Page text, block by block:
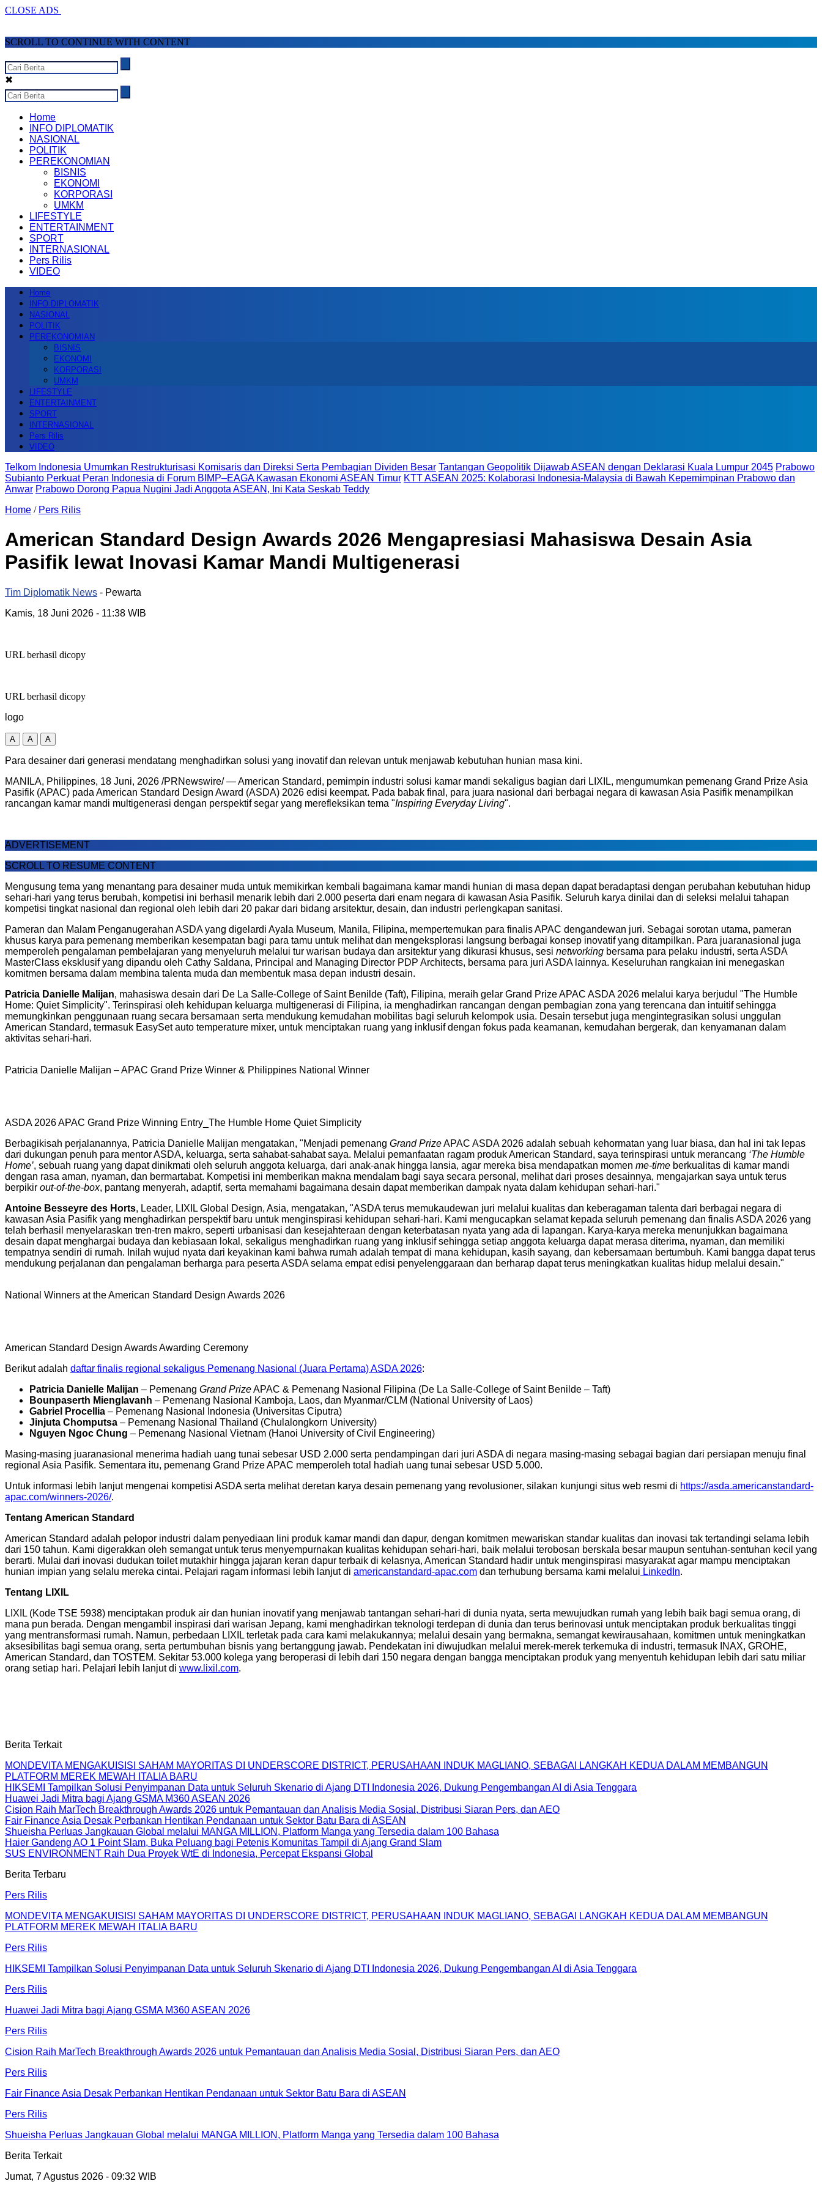
CLOSE ADS
SCROLL TO CONTINUE WITH CONTENT
✖
Home
INFO DIPLOMATIK
NASIONAL
POLITIK
PEREKONOMIAN
BISNIS
EKONOMI
KORPORASI
UMKM
LIFESTYLE
ENTERTAINMENT
SPORT
INTERNASIONAL
Pers Rilis
VIDEO
Home
INFO DIPLOMATIK
NASIONAL
POLITIK
PEREKONOMIAN
BISNIS
EKONOMI
KORPORASI
UMKM
LIFESTYLE
ENTERTAINMENT
SPORT
INTERNASIONAL
Pers Rilis
VIDEO
Telkom Indonesia Umumkan Restrukturisasi Komisaris dan Direksi Serta Pembagian Dividen Besar Tantangan Geopolitik Dijawab ASEAN dengan Deklarasi Kuala Lumpur 2045 Prabowo
Subianto Perkuat Peran Indonesia di Forum BIMP–EAGA Kawasan Ekonomi ASEAN Timur KTT ASEAN 2025: Kolaborasi Indonesia-Malaysia di Bawah Kepemimpinan Prabowo dan
Anwar Prabowo Dorong Papua Nugini Jadi Anggota ASEAN, Ini Kata Seskab Teddy
Home / Pers Rilis
American Standard Design Awards 2026 Mengapresiasi Mahasiswa Desain Asia
Pasifik lewat Inovasi Kamar Mandi Multigenerasi
Tim Diplomatik News - Pewarta
Kamis, 18 Juni 2026 - 11:38 WIB
URL berhasil dicopy
URL berhasil dicopy
logo
A A A
Para desainer dari generasi mendatang menghadirkan solusi yang inovatif dan relevan untuk menjawab kebutuhan hunian masa kini.
MANILA, Philippines, 18 Juni, 2026 /PRNewswire/ — American Standard, pemimpin industri solusi kamar mandi sekaligus bagian dari LIXIL, mengumumkan pemenang Grand Prize Asia
Pasifik (APAC) pada American Standard Design Award (ASDA) 2026 edisi keempat. Pada babak final, para juara nasional dari berbagai negara di kawasan Asia Pasifik menampilkan
rancangan kamar mandi multigenerasi dengan perspektif segar yang merefleksikan tema "Inspiring Everyday Living".
ADVERTISEMENT
SCROLL TO RESUME CONTENT
Mengusung tema yang menantang para desainer muda untuk memikirkan kembali bagaimana kamar mandi hunian di masa depan dapat beradaptasi dengan perubahan kebutuhan hidup
sehari-hari yang terus berubah, kompetisi ini berhasil menarik lebih dari 2.000 peserta dari enam negara di kawasan Asia Pasifik. Seluruh karya dinilai dan di seleksi melalui tahapan
kompetisi tingkat nasional dan regional oleh lebih dari 20 pakar dari bidang arsitektur, desain, dan industri perlengkapan sanitasi.
Pameran dan Malam Penganugerahan ASDA yang digelardi Ayala Museum, Manila, Filipina, mempertemukan para finalis APAC dengandewan juri. Sebagai sorotan utama, pameran
khusus karya para pemenang memberikan kesempatan bagi para tamu untuk melihat dan mengeksplorasi langsung berbagai konsep inovatif yang ditampilkan. Para juaranasional juga
memperoleh pengalaman pembelajaran yang menyeluruh melalui tur warisan budaya dan arsitektur yang dikurasi khusus, sesi networking bersama para pelaku industri, serta ASDA
MasterClass eksklusif yang dipandu oleh Cathy Saldana, Principal and Managing Director PDP Architects, bersama para juri ASDA lainnya. Keseluruhan rangkaian ini menegaskan
komitmen bersama dalam membina talenta muda dan membentuk masa depan industri desain.
Patricia Danielle Malijan, mahasiswa desain dari De La Salle-College of Saint Benilde (Taft), Filipina, meraih gelar Grand Prize APAC ASDA 2026 melalui karya berjudul "The Humble
Home: Quiet Simplicity". Terinspirasi oleh kehidupan keluarga multigenerasi di Filipina, ia menghadirkan rancangan dengan pembagian zona yang terencana dan intuitif sehingga
memungkinkan penggunaan ruang secara bersamaan serta mendukung kemudahan mobilitas bagi seluruh kelompok usia. Desain tersebut juga mengintegrasikan solusi unggulan
American Standard, termasuk EasySet auto temperature mixer, untuk menciptakan ruang yang inklusif dengan fokus pada keamanan, kemudahan bergerak, dan kenyamanan dalam
aktivitas sehari-hari.
Patricia Danielle Malijan – APAC Grand Prize Winner & Philippines National Winner
ASDA 2026 APAC Grand Prize Winning Entry_The Humble Home Quiet Simplicity
Berbagikisah perjalanannya, Patricia Danielle Malijan mengatakan, "Menjadi pemenang Grand PrizeAPAC ASDA 2026 adalah sebuah kehormatan yang luar biasa, dan hal ini tak lepas
dari dukungan penuh para mentor ASDA, keluarga, serta sahabat-sahabat saya. Melalui pemanfaatan ragam produk American Standard, saya terinspirasi untuk merancang ‘The Humble
Home’, sebuah ruang yang dapat dinikmati oleh seluruh anggota keluarga, dari anak-anak hingga lansia, agar mereka bisa mendapatkan momen me-time berkualitas di kamar mandi
dengan rasa aman, nyaman, dan bermartabat. Kompetisi ini memberikan makna mendalam bagi saya secara personal, melihat dari proses desainnya, mengajarkan saya untuk terus
berpikir out-of-the-box, pantang menyerah, adaptif, serta memahami bagaimana desain dapat memberikan dampak nyata dalam kehidupan sehari-hari."
Antoine Besseyre des Horts, Leader, LIXIL Global Design, Asia, mengatakan, "ASDA terus memukaudewan juri melalui kualitas dan keberagaman talenta dari berbagai negara di
kawasan Asia Pasifik yang menghadirkan perspektif baru untuk menginspirasi kehidupan sehari-hari. Kami mengucapkan selamat kepada seluruh pemenang dan finalis ASDA 2026 yang
telah berhasil menyelaraskan tren-tren makro, seperti urbanisasi dan kesejahteraan dengan keterbatasan nyata yang ada di lapangan. Karya-karya mereka menunjukkan bagaimana
desain dapat menghargai budaya dan kebiasaan lokal, sekaligus menghadirkan ruang yang inklusif sehingga setiap anggota keluarga dapat merasa diterima, nyaman, dan memiliki
tempatnya sendiri di rumah. Inilah wujud nyata dari keyakinan kami bahwa rumah adalah tempat di mana kehidupan, kasih sayang, dan kebersamaan bertumbuh. Kami bangga dapat terus
mendukung perjalanan dan pengalaman berharga para peserta ASDA selama empat edisi penyelenggaraan dan berharap dapat terus meningkatkan kualitas hidup melalui desain."
National Winners at the American Standard Design Awards 2026
American Standard Design Awards Awarding Ceremony
Berikut adalah daftar finalis regional sekaligus Pemenang Nasional (Juara Pertama) ASDA 2026:
Patricia Danielle Malijan – Pemenang Grand PrizeAPAC & Pemenang Nasional Filipina (De La Salle-College of Saint Benilde – Taft)
Bounpaserth Mienglavanh – Pemenang Nasional Kamboja, Laos, dan Myanmar/CLM (National University of Laos)
Gabriel Procellia – Pemenang Nasional Indonesia (Universitas Ciputra)
Jinjuta Chomputsa – Pemenang Nasional Thailand (Chulalongkorn University)
Nguyen Ngoc Chung – Pemenang Nasional Vietnam (Hanoi University of Civil Engineering)
Masing-masing juaranasional menerima hadiah uang tunai sebesar USD 2.000 serta pendampingan dari juri ASDA di negara masing-masing sebagai bagian dari persiapan menuju final
regional Asia Pasifik. Sementara itu, pemenang Grand Prize APAC memperoleh total hadiah uang tunai sebesar USD 5.000.
Untuk informasi lebih lanjut mengenai kompetisi ASDA serta melihat deretan karya desain pemenang yang revolusioner, silakan kunjungi situs web resmi di https://asda.americanstandard-
apac.com/winners-2026/.
Tentang American Standard
American Standard adalah pelopor industri dalam penyediaan lini produk kamar mandi dan dapur, dengan komitmen mewariskan standar kualitas dan inovasi tak tertandingi selama lebih
dari 150 tahun. Kami digerakkan oleh semangat untuk terus menyempurnakan kualitas kehidupan sehari-hari, baik melalui terobosan berskala besar maupun sentuhan-sentuhan kecil yang
berarti. Mulai dari inovasi dudukan toilet mutakhir hingga jajaran keran dapur terbaik di kelasnya, American Standard hadir untuk menginspirasi masyarakat agar mampu menciptakan
hunian impian yang selalu mereka cintai. Pelajari ragam informasi lebih lanjut di americanstandard-apac.com dan terhubung bersama kami melalui LinkedIn.
Tentang LIXIL
LIXIL (Kode TSE 5938) menciptakan produk air dan hunian inovatif yang menjawab tantangan sehari-hari di dunia nyata, serta mewujudkan rumah yang lebih baik bagi semua orang, di
mana pun berada. Dengan mengambil inspirasi dari warisan Jepang, kami menghadirkan teknologi terdepan di dunia dan terus berinovasi untuk menciptakan produk berkualitas tinggi
yang mentransformasi rumah. Namun, perbedaan LIXIL terletak pada cara kami melakukannya; melalui desain yang bermakna, semangat kewirausahaan, komitmen untuk meningkatkan
aksesibilitas bagi semua orang, serta pertumbuhan bisnis yang bertanggung jawab. Pendekatan ini diwujudkan melalui merek-merek terkemuka di industri, termasuk INAX, GROHE,
American Standard, dan TOSTEM. Sekitar 53.000 kolega yang beroperasi di lebih dari 150 negara dengan bangga menciptakan produk yang menyentuh kehidupan lebih dari satu miliar
orang setiap hari. Pelajari lebih lanjut di www.lixil.com.
Berita Terkait
MONDEVITA MENGAKUISISI SAHAM MAYORITAS DI UNDERSCORE DISTRICT, PERUSAHAAN INDUK MAGLIANO, SEBAGAI LANGKAH KEDUA DALAM MEMBANGUN
PLATFORM MEREK MEWAH ITALIA BARU
HIKSEMI Tampilkan Solusi Penyimpanan Data untuk Seluruh Skenario di Ajang DTI Indonesia 2026, Dukung Pengembangan AI di Asia Tenggara
Huawei Jadi Mitra bagi Ajang GSMA M360 ASEAN 2026
Cision Raih MarTech Breakthrough Awards 2026 untuk Pemantauan dan Analisis Media Sosial, Distribusi Siaran Pers, dan AEO
Fair Finance Asia Desak Perbankan Hentikan Pendanaan untuk Sektor Batu Bara di ASEAN
Shueisha Perluas Jangkauan Global melalui MANGA MILLION, Platform Manga yang Tersedia dalam 100 Bahasa
Haier Gandeng AO 1 Point Slam, Buka Peluang bagi Petenis Komunitas Tampil di Ajang Grand Slam
SUS ENVIRONMENT Raih Dua Proyek WtE di Indonesia, Percepat Ekspansi Global
Berita Terbaru
Pers Rilis
MONDEVITA MENGAKUISISI SAHAM MAYORITAS DI UNDERSCORE DISTRICT, PERUSAHAAN INDUK MAGLIANO, SEBAGAI LANGKAH KEDUA DALAM MEMBANGUN
PLATFORM MEREK MEWAH ITALIA BARU
Pers Rilis
HIKSEMI Tampilkan Solusi Penyimpanan Data untuk Seluruh Skenario di Ajang DTI Indonesia 2026, Dukung Pengembangan AI di Asia Tenggara
Pers Rilis
Huawei Jadi Mitra bagi Ajang GSMA M360 ASEAN 2026
Pers Rilis
Cision Raih MarTech Breakthrough Awards 2026 untuk Pemantauan dan Analisis Media Sosial, Distribusi Siaran Pers, dan AEO
Pers Rilis
Fair Finance Asia Desak Perbankan Hentikan Pendanaan untuk Sektor Batu Bara di ASEAN
Pers Rilis
Shueisha Perluas Jangkauan Global melalui MANGA MILLION, Platform Manga yang Tersedia dalam 100 Bahasa
Berita Terkait
Jumat, 7 Agustus 2026 - 09:32 WIB